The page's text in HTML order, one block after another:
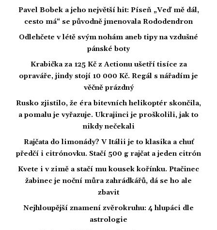
Pavel Bobek a jeho největší hit: Píseň „Veď mě dál,
cesto má“ se původně jmenovala Rododendron
Odlehčete v létě svým nohám aneb tipy na vzdušné
pánské boty
Krabička za 125 Kč z Actionu ušetří tisíce za
opraváře, jindy stojí 10 000 Kč. Regál s nářadím je
věčně prázdný
Rusko zjistilo, že éra bitevních helikoptér skončila,
a pomalu je vyřazuje. Ukrajinci je proškolili, jak to
nikdy nečekali
Rajčata do limonády? V Itálii je to klasika a chuť
předčí i citrónovku. Stačí 500 g rajčat a jeden citrón
Kvete i v zimě a stačí mu kousek kořínku. Ptačinec
žabinec je noční můra zahrádkářů, dá se ho ale
zbavit
Nejhloupější znamení zvěrokruhu: 4 hlupáci dle
astrologie